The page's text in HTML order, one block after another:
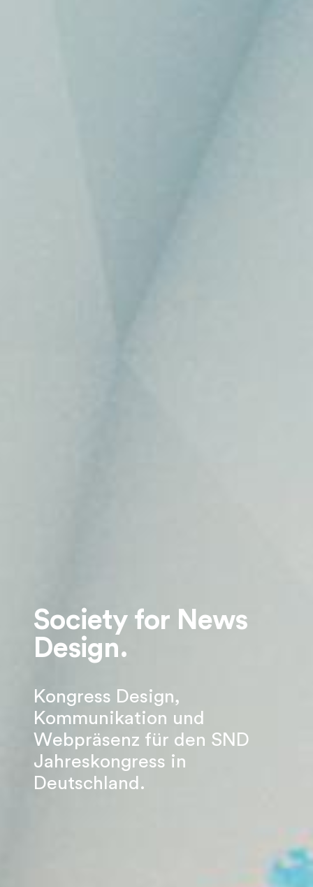
Society for News
Design.
Kongress Design,
Kommunikation und
Webpräsenz für den SND
Jahreskongress in
Deutschland.